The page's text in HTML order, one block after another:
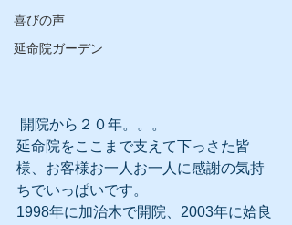
喜びの声
延命院ガーデン
開院から２０年。。。
延命院をここまで支えて下っさた皆
様、お客様お一人お一人に感謝の気持
ちでいっぱいです。
1998年に加治木で開院、2003年に姶良